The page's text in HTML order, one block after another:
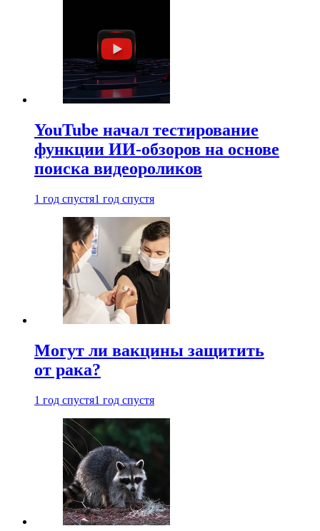
YouTube начал тестирование
функции ИИ-обзоров на основе
поиска видеороликов
1 год спустя1 год спустя
Могут ли вакцины защитить
от рака?
1 год спустя1 год спустя